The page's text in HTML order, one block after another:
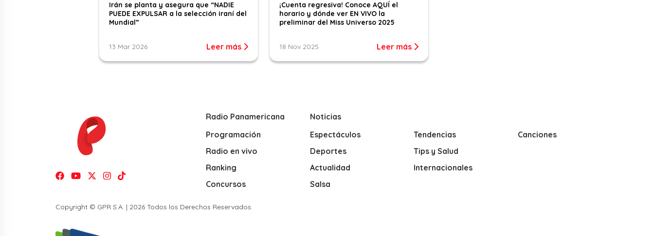
Irán se planta y asegura que “NADIE
PUEDE EXPULSAR a la selección iraní del
Mundial”
13 Mar 2026 Leer más
¡Cuenta regresiva! Conoce AQUÍ el
horario y dónde ver EN VIVO la
preliminar del Miss Universo 2025
18 Nov 2025 Leer más
Radio Panamericana
Programación
Radio en vivo
Ranking
Concursos
Noticias
Espectáculos
Deportes
Actualidad
Salsa
Tendencias
Tips y Salud
Internacionales
Canciones
Copyright © GPR S.A. | 2026 Todos los Derechos Reservados.